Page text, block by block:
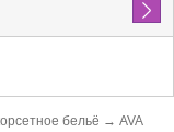
Найти
бельё → AVA